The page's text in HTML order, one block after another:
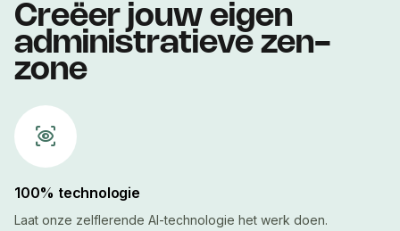
Creëer jouw eigen
administratieve zen-
zone
eye_tracking
100% technologie
Laat onze zelflerende AI-technologie het werk doen.